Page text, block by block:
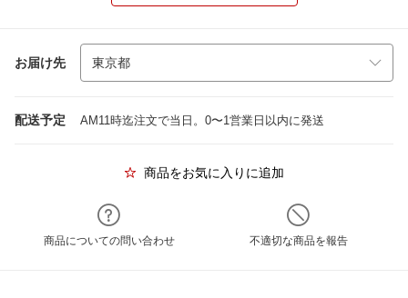
お届け先
配送予定 AM11時迄注文で当日。0〜1営業日以内に発送
商品をお気に入りに追加
商品についての問い合わせ 不適切な商品を報告